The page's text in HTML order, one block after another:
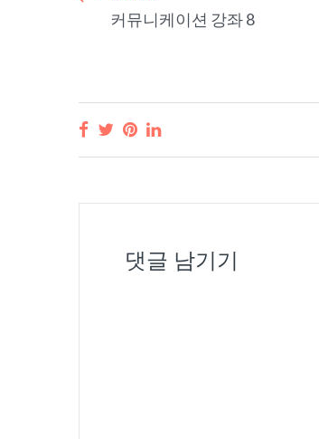
커뮤니케이션 강좌 8
댓글 남기기